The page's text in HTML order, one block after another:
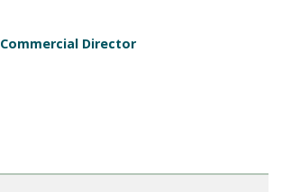
Commercial Director